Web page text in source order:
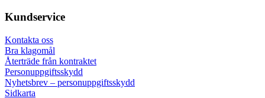
Kundservice
Kontakta oss
Bra klagomål
Återträde från kontraktet
Personuppgiftsskydd
Nyhetsbrev – personuppgiftsskydd
Sidkarta